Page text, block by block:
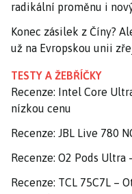
radikální proměnu i
Konec zásilek z Číny?
už na Evropskou unii
TESTY A ŽEBŘÍČKY
Recenze: Intel Core
nízkou cenu
Recenze: JBL Live 780
Recenze: O2 Pods Ultra
Recenze: TCL 75C7L –